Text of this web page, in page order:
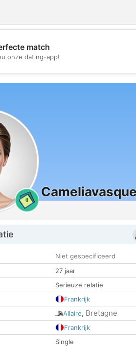
💖
match
onze dating-app!
0
Niet gespecificeerd
27 jaar
Serieuze relatie
Frankrijk
Allaire, Bretagne
Frankrijk
Single